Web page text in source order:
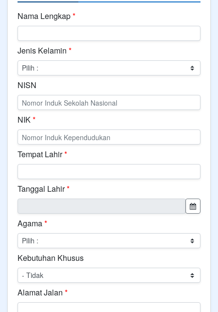
Nama Lengkap*
Jenis Kelamin *
NISN
NIK*
Tempat Lahir*
Tanggal Lahir*
Agama*
Kebutuhan Khusus
Alamat Jalan *